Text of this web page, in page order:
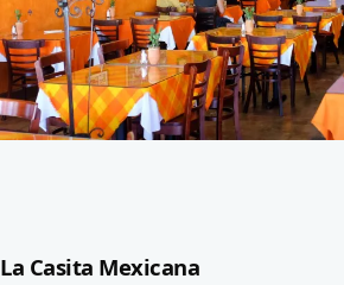
La Casita Mexicana